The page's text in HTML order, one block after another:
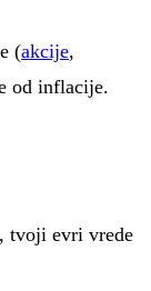
(akcije,
od inflacije.
tvoji evri vrede